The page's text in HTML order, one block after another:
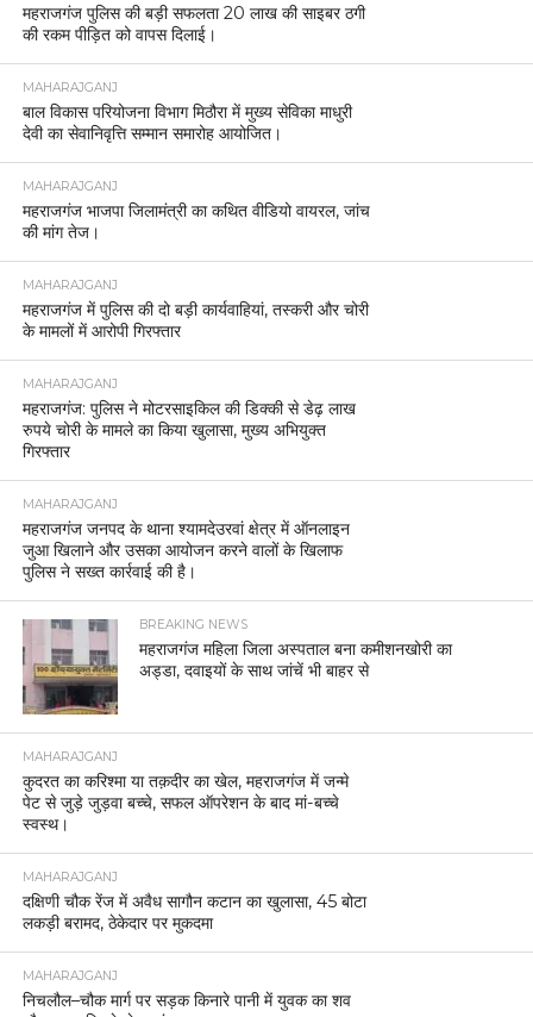
महराजगंज पुलिस की बड़ी सफलता 20 लाख की साइबर ठगी
की रकम पीड़ित को वापस दिलाई।
MAHARAJGANJ
बाल विकास परियोजना विभाग मिठौरा में मुख्य सेविका माधुरी
देवी का सेवानिवृत्ति सम्मान समारोह आयोजित।
MAHARAJGANJ
महराजगंज भाजपा जिलामंत्री का कथित वीडियो वायरल, जांच
की मांग तेज।
MAHARAJGANJ
महराजगंज में पुलिस की दो बड़ी कार्यवाहियां, तस्करी और चोरी
के मामलों में आरोपी गिरफ्तार
MAHARAJGANJ
महराजगंज: पुलिस ने मोटरसाइकिल की डिक्की से डेढ़ लाख
रुपये चोरी के मामले का किया खुलासा, मुख्य अभियुक्त
गिरफ्तार
MAHARAJGANJ
महराजगंज जनपद के थाना श्यामदेउरवां क्षेत्र में ऑनलाइन
जुआ खिलाने और उसका आयोजन करने वालों के खिलाफ
पुलिस ने सख्त कार्रवाई की है।
BREAKING NEWS
महराजगंज महिला जिला अस्पताल बना कमीशनखोरी का
अड्डा, दवाइयों के साथ जांचें भी बाहर से
MAHARAJGANJ
कुदरत का करिश्मा या तक़दीर का खेल, महराजगंज में जन्मे
पेट से जुड़े जुड़वा बच्चे, सफल ऑपरेशन के बाद मां-बच्चे
स्वस्थ।
MAHARAJGANJ
दक्षिणी चौक रेंज में अवैध सागौन कटान का खुलासा, 45 बोटा
लकड़ी बरामद, ठेकेदार पर मुकदमा
MAHARAJGANJ
निचलौल–चौक मार्ग पर सड़क किनारे पानी में युवक का शव